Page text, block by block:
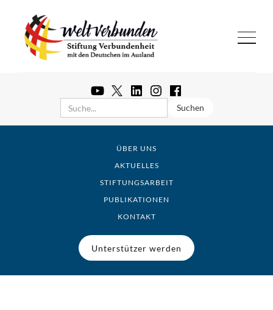
ÜBER UNS
AKTUELLES
STIFTUNGSARBEIT
PUBLIKATIONEN
KONTAKT
Unterstützer werden